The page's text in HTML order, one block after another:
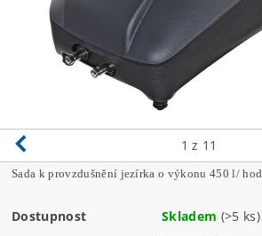
1 z 11
Sada k provzdušnění jezírka o výkonu 450 l/ hod.
Dostupnost Skladem (>5 ks)